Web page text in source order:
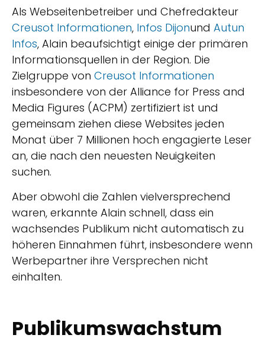
Als Webseitenbetreiber und Chefredakteur
Creusot Informationen, Infos Dijonund Autun
Infos, Alain beaufsichtigt einige der primären
Informationsquellen in der Region. Die
Zielgruppe von Creusot Informationen
insbesondere von der Alliance for Press and
Media Figures (ACPM) zertifiziert ist und
gemeinsam ziehen diese Websites jeden
Monat über 7 Millionen hoch engagierte Leser
an, die nach den neuesten Neuigkeiten
suchen.
Aber obwohl die Zahlen vielversprechend
waren, erkannte Alain schnell, dass ein
wachsendes Publikum nicht automatisch zu
höheren Einnahmen führt, insbesondere wenn
Werbepartner ihre Versprechen nicht
einhalten.
Publikumswachstum